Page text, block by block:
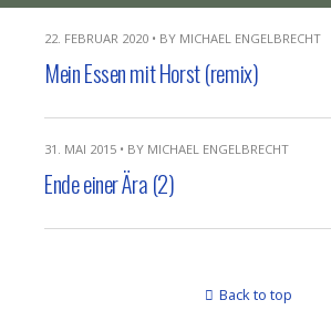
22. FEBRUAR 2020 • BY MICHAEL ENGELBRECHT
Mein Essen mit Horst (remix)
31. MAI 2015 • BY MICHAEL ENGELBRECHT
Ende einer Ära (2)
Back to top